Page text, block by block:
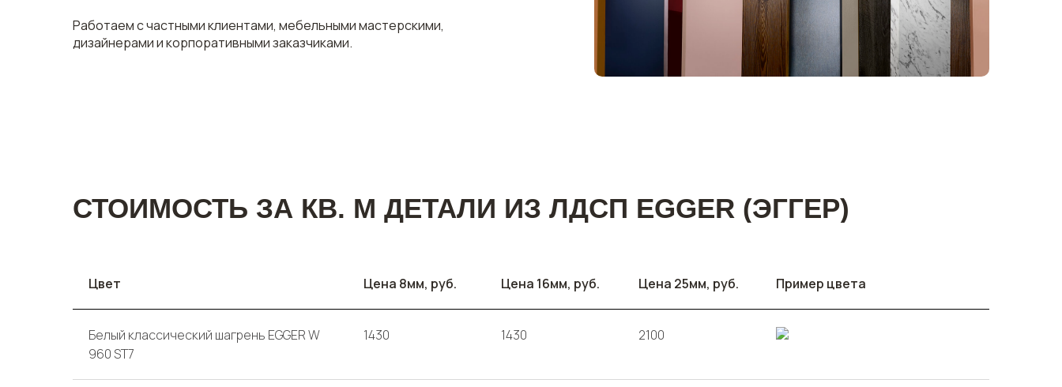
Работаем с частными клиентами, мебельными мастерскими,
дизайнерами и корпоративными заказчиками.
СТОИМОСТЬ ЗА КВ. М ДЕТАЛИ ИЗ ЛДСП EGGER (ЭГГЕР)
Цвет Цена 8мм, руб. Цена 16мм, руб. Цена 25мм, руб. Пример цвета
Белый классический шагрень EGGER W
960 ST7
1430 1430 2100